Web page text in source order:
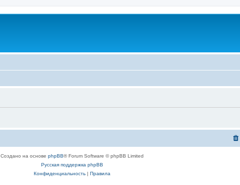
Создано на основе phpBB® Forum Software © phpBB Limited
Русская поддержка phpBB
Конфиденциальность| Правила